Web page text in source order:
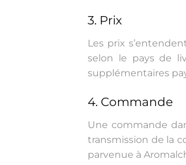
3. Prix
Les prix
selon le pays de
supplémentaires
4. Commande
Une commande
transmission de la
parvenue à